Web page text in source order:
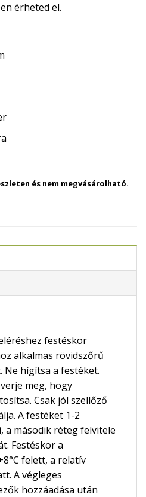
érheted el.
és nem megvásárolható.
festéskor
alkalmas rövidszőrű
Ne hígítsa a festéket.
meg, hogy
Csak jól szellőző
A festéket 1-2
a második réteg felvitele
Festéskor a
felett, a relatív
A végleges
hozzáadása után